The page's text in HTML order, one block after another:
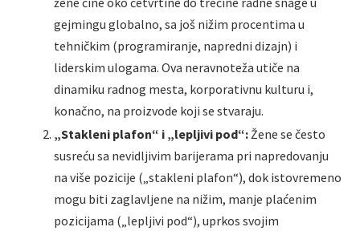
gejmingu globalno, sa još nižim procentima u
tehničkim (programiranje, napredni dizajn) i
liderskim ulogama. Ova neravnoteža utiče na
dinamiku radnog mesta, korporativnu kulturu i,
konačno, na proizvode koji se stvaraju.
„Stakleni plafon“ i „lepljivi pod“: Žene se često
susreću sa nevidljivim barijerama pri napredovanju
na više pozicije („stakleni plafon“), dok istovremeno
mogu biti zaglavljene na nižim, manje plaćenim
pozicijama („lepljivi pod“), uprkos svojim